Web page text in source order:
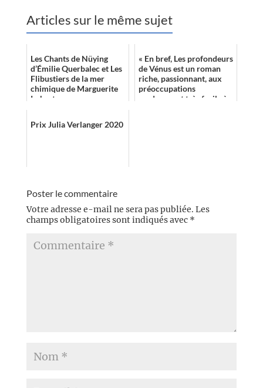
Articles sur le même sujet
Les Chants de Nüying
d’Émilie Querbalec et Les
Flibustiers de la mer
chimique de Marguerite
Imbert
« En bref, Les profondeurs
de Vénus est un roman
riche, passionnant, aux
préoccupations
modernes et très facile à
Prix Julia Verlanger 2020
Poster le commentaire
Votre adresse e-mail ne sera pas publiée. Les
champs obligatoires sont indiqués avec *